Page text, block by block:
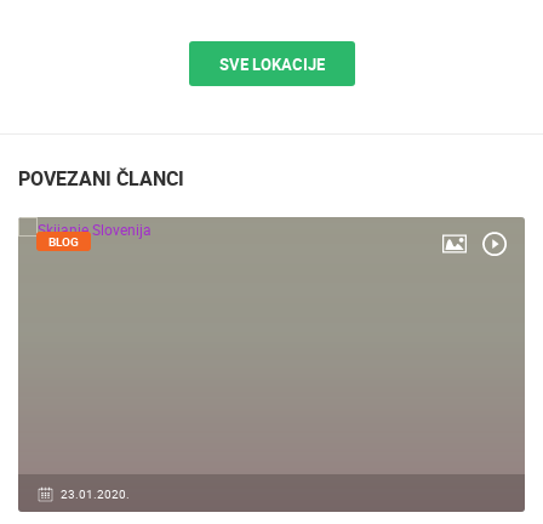
SVE LOKACIJE
POVEZANI ČLANCI
23.01.2020.
BLOG